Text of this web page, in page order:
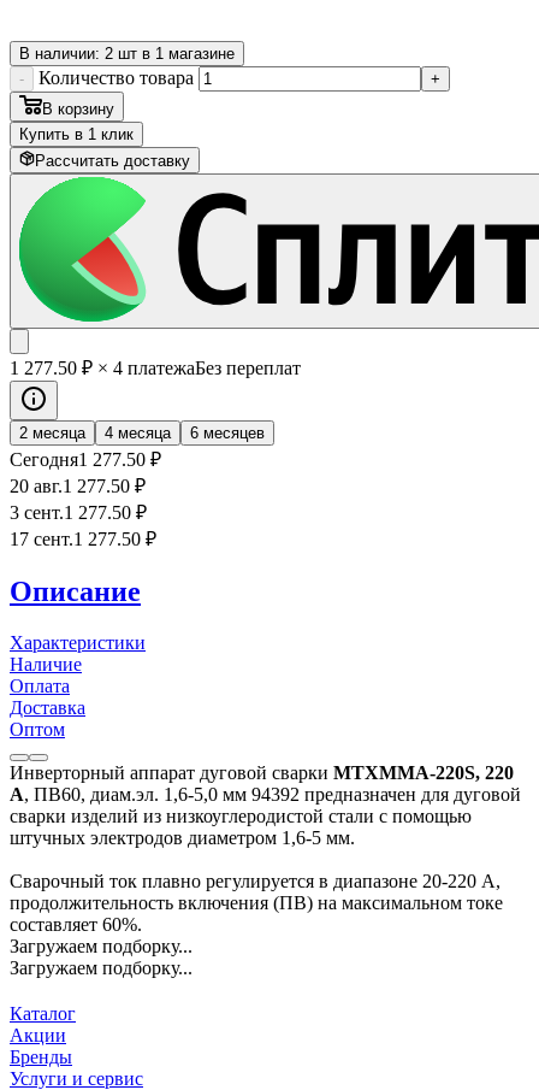
В наличии: 2 шт в 1 магазине
-
Количество товара
+
В корзину
Купить в 1 клик
Рассчитать доставку
1 277.50 ₽ × 4 платежаБез переплат
2 месяца 4 месяца 6 месяцев
Сегодня1 277.50 ₽
20 авг.1 277.50 ₽
3 сент.1 277.50 ₽
17 сент.1 277.50 ₽
Описание
Характеристики
Наличие
Оплата
Доставка
Оптом
Инверторный аппарат дуговой сварки MTXMMA-220S, 220
А, ПВ60, диам.эл. 1,6-5,0 мм 94392 предназначен для дуговой
сварки изделий из низкоуглеродистой стали с помощью
штучных электродов диаметром 1,6-5 мм.
Сварочный ток плавно регулируется в диапазоне 20-220 А,
продолжительность включения (ПВ) на максимальном токе
составляет 60%.
Загружаем подборку...
Загружаем подборку...
Каталог
Акции
Бренды
Услуги и сервис